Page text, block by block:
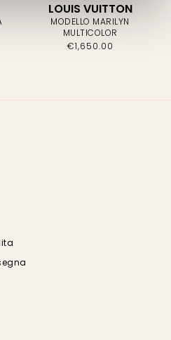
LOUIS VUITTON
MODELLO MARILYN
MULTICOLOR
€1,650.00